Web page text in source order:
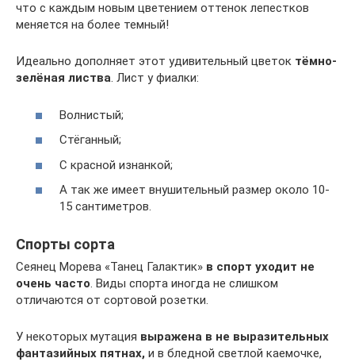
что с каждым новым цветением оттенок лепестков
меняется на более темный!
Идеально дополняет этот удивительный цветок тёмно-
зелёная листва. Лист у фиалки:
Волнистый;
Стёганный;
С красной изнанкой;
А так же имеет внушительный размер около 10-
15 сантиметров.
Спорты сорта
Сеянец Морева «Танец Галактик» в спорт уходит не
очень часто. Виды спорта иногда не слишком
отличаются от сортовой розетки.
У некоторых мутация выражена в не выразительных
фантазийных пятнах, и в бледной светлой каемочке,